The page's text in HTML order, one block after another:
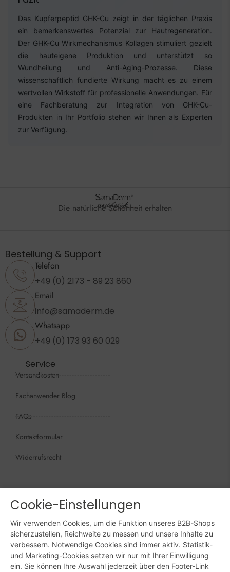
Das Kupferpeptid GHK-Cu zeigt in der täglichen Praxis
ein bemerkenswertes Potenzial zur Hautregeneration.
Der GHK-Cu Wirkmechanismus Kollagen stimuliert gezielt
die hauteigene Produktion und unterstützt so
Wundheilung und Anti-Aging-Prozesse. Diese
wissenschaftlich fundierte Wirkung macht es zu einem
wertvollen Wirkstoff für professionelle Anwendungen. Für
eine Fachberatung zur Integration von GHK-Cu-
Produkten in Ihr Portfolio stehen wir Ihnen als Experten
zur Verfügung.
Die natürliche Schönheit erhalten
Bestellung & Support
Telefon
+49 (0) 2173 - 89 23 860
Email
info@samaderm.de
Whatsapp
+49 (0) 173 93 60 029
Service
Versandkosten
Fachanwender Blog
FAQs
Kontaktformular
Widerrufsrecht
Wir sind persönlich, für Sie da:
Mo - Do: 09:00 - 16:00 Uhr
Fr: 09:00 - 15:00 Uhr
Sa + So: geschlossen
Online bestellen: 24/7
Cookie-Einstellungen
Wir verwenden Cookies, um die Funktion unseres B2B-Shops
sicherzustellen, Reichweite zu messen und unsere Inhalte zu
verbessern. Notwendige Cookies sind immer aktiv. Statistik-
und Marketing-Cookies setzen wir nur mit Ihrer Einwilligung
ein. Sie können Ihre Auswahl jederzeit über den Footer-Link